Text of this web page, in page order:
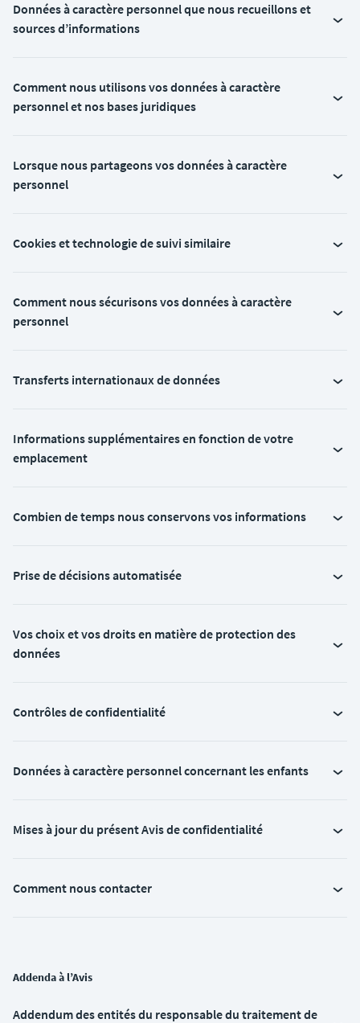
Données à caractère personnel que nous recueillons et
sources d’informations
Comment nous utilisons vos données à caractère
personnel et nos bases juridiques
Lorsque nous partageons vos données à caractère
personnel
Cookies et technologie de suivi similaire
Comment nous sécurisons vos données à caractère
personnel
Transferts internationaux de données
Informations supplémentaires en fonction de votre
emplacement
Combien de temps nous conservons vos informations
Prise de décisions automatisée
Vos choix et vos droits en matière de protection des
données
Contrôles de confidentialité
Données à caractère personnel concernant les enfants
Mises à jour du présent Avis de confidentialité
Comment nous contacter
Addenda à l’Avis
Addendum des entités du responsable du traitement de